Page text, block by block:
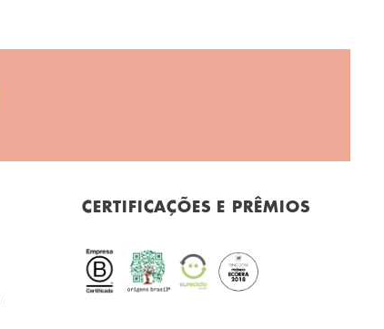
CERTIFICAÇÕES E PRÊMIOS